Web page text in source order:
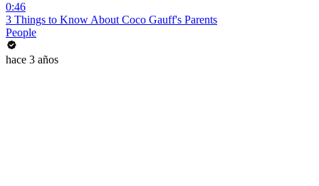
0:46
3 Things to Know About Coco Gauff's Parents
People
hace 3 años